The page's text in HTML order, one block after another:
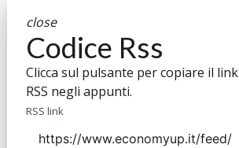
close
Codice Rss
Clicca sul pulsante per copiare il link
RSS negli appunti.
RSS link